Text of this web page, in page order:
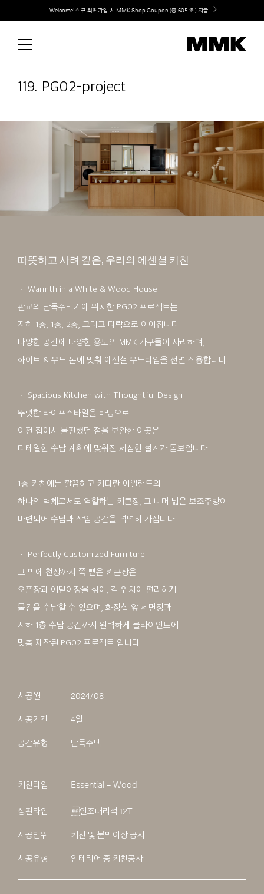
content
취향대로 완성하는 커스텀 아일랜드 키친, MMK The Island 출시
119. PG02-project
따뜻하고 사려 깊은, 우리의 에센셜 키친
ㆍ Warmth in a White & Wood House
판교의 단독주택가에 위치한 PG02 프로젝트는
지하 1층, 1층, 2층, 그리고 다락으로 이어집니다.
다양한 공간에 다양한 용도의 MMK 가구들이 자리하며,
화이트 & 우드 톤에 맞춰 에센셜 우드타입을 전면 적용합니다.
ㆍ Spacious Kitchen with Thoughtful Design
뚜렷한 라이프스타일을 바탕으로
이전 집에서 불편했던 점을 보완한 이곳은
디테일한 수납 계획에 맞춰진 세심한 설계가 돋보입니다.
1층 키친에는 깔끔하고 커다란 아일랜드와
하나의 벽체로서도 역할하는 키큰장, 그 너머 넓은 보조주방이
마련되어 수납과 작업 공간을 넉넉히 가집니다.
ㆍ Perfectly Customized Furniture
그 밖에 천장까지 쭉 뻗은 키큰장은
오픈장과 여닫이장을 섞어, 각 위치에 편리하게
물건을 수납할 수 있으며, 화장실 앞 세면장과
지하 1층 수납 공간까지 완벽하게 클라이언트에
맞춤 제작된 PG02 프로젝트 입니다.
시공월 2024/08
시공기간 4일
공간유형 단독주택
키친타입 Essential – Wood
상판타입 인조대리석 12T
시공범위 키친 및 붙박이장 공사
시공유형 인테리어 중 키친공사